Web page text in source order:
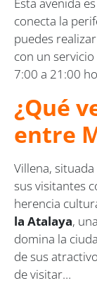
conecta la
puedes
con un
7:00 a 21:00
¿Qué
entre
Villena,
sus visitantes
herencia
la Atalaya,
domina la
de sus
de visitar…